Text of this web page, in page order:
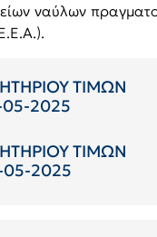
ναύλων
ΤΙΜΩΝ
2025
ΤΙΜΩΝ
2025